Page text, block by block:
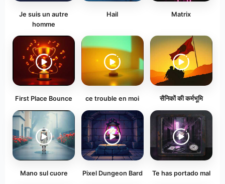
Je suis un autre
homme
Hail Matrix
First Place Bounce ce trouble en moi सैनिकों की कर्मभूमि
Mano sul cuore Pixel Dungeon Bard Te has portado mal